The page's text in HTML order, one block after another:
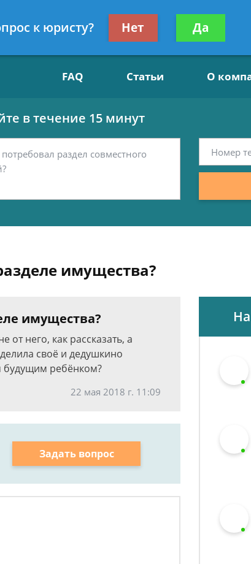
Получите консультацию
бесплатно
FAQ Статьи О
в течение 15 минут
имущества?
имущества?
него, как рассказать, а
своё и дедушкино
будущим ребёнком?
22 мая 2018 г. 11:09
Задать вопрос
к юристу? Нет Да